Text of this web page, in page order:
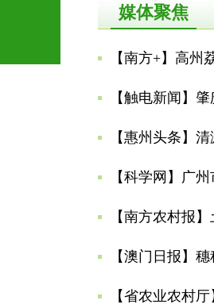
媒体聚焦
【南方+】高
【触电新闻】
【惠州头条】
【科学网】广
【南方农村报
【澳门日报】
【省农业农村